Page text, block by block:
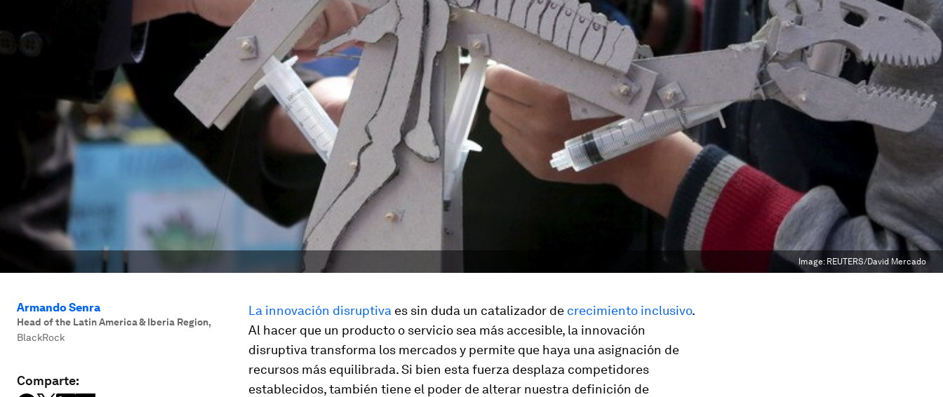
Image: REUTERS/David Mercado
Armando Senra
Head of the Latin America & Iberia Region,
BlackRock
Comparte:
La innovación disruptiva es sin duda un catalizador de crecimiento inclusivo.
Al hacer que un producto o servicio sea más accesible, la innovación
disruptiva transforma los mercados y permite que haya una asignación de
recursos más equilibrada. Si bien esta fuerza desplaza competidores
establecidos, también tiene el poder de alterar nuestra definición de